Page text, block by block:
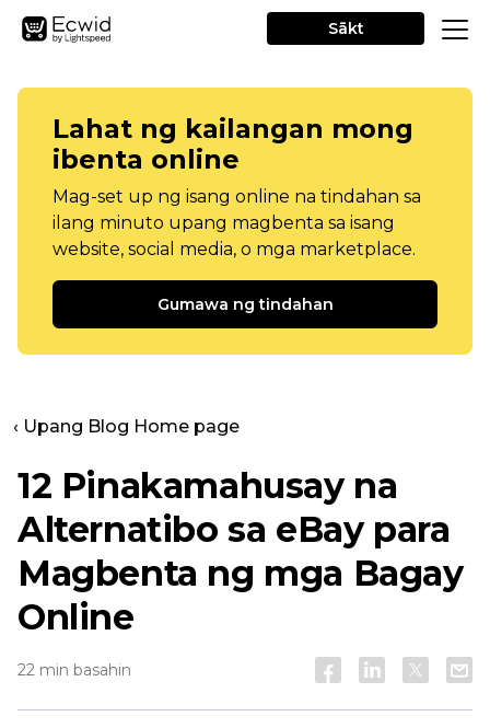
Sākt
Lahat ng kailangan mong
ibenta online
Mag-set up ng isang online na tindahan sa
ilang minuto upang magbenta sa isang
website, social media, o mga marketplace.
Gumawa ng tindahan
‹ Upang Blog Home page
12 Pinakamahusay na
Alternatibo sa eBay para
Magbenta ng mga Bagay
Online
22 min basahin